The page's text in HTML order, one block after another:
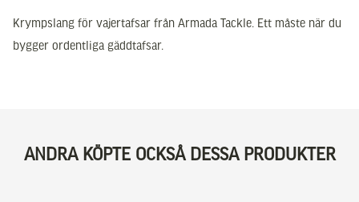
Krympslang för vajertafsar från Armada Tackle. Ett måste när du
bygger ordentliga gäddtafsar.
ANDRA KÖPTE OCKSÅ DESSA PRODUKTER